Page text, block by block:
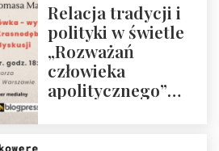
Relacja tradycji i
polityki w świetle
„Rozważań
człowieka
apolitycznego”